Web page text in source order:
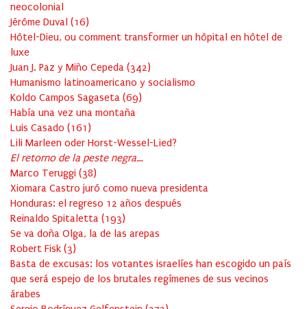
neocolonial
Jérôme Duval (16)
Hôtel-Dieu, ou comment transformer un hôpital en hôtel de
luxe
Juan J. Paz y Miño Cepeda (342)
Humanismo latinoamericano y socialismo
Koldo Campos Sagaseta (69)
Había una vez una montaña
Luis Casado (161 )
Lili Marleen oder Horst-Wessel-Lied?
El retorno de la peste negra…
Marco Teruggi (38)
Xiomara Castro juró como nueva presidenta
Honduras: el regreso 12 años después
Reinaldo Spitaletta (193)
Se va doña Olga, la de las arepas
Robert Fisk (3)
Basta de excusas: los votantes israelíes han escogido un país
que será espejo de los brutales regímenes de sus vecinos
árabes